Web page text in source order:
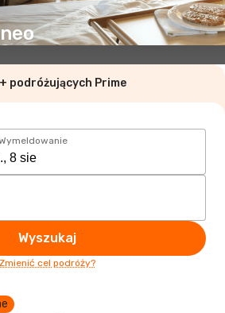
podróżujących Prime
Wyszukaj
Zmienić cel podróży?